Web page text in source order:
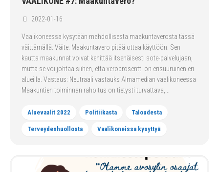
2022-01-16
Vaalikoneessa kysytään mahdollisesta maakuntaverosta tässä
väittämällä: Väite: Maakuntavero pitää ottaa käyttöön. Sen
kautta maakunnat voivat kehittää itsenäisesti sote-palvelujaan,
mutta se voi johtaa siihen, että veroprosentti on erisuuruinen eri
alueilla. Vastaus: Neutraali vastauks Almamedian vaalikoneessa
Maakuntien toiminnan rahoitus on tietysti turvattava,...
Aluevaalit 2022 Politiikasta Taloudesta
Terveydenhuollosta Vaalikoneissa kysyttyä